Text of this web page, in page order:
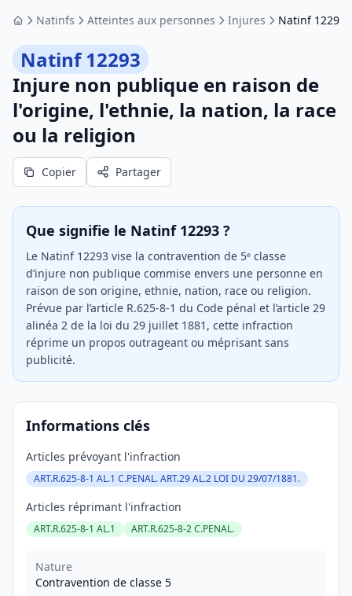
AccueilNatinfs Atteintes aux personnes Injures Natinf 12293
Natinf 12293
Injure non publique en raison de
l'origine, l'ethnie, la nation, la race
ou la religion
Copier Partager
Que signifie le Natinf 12293 ?
Le Natinf 12293 vise la contravention de 5ᵉ classe
d’injure non publique commise envers une personne en
raison de son origine, ethnie, nation, race ou religion.
Prévue par l’article R.625-8-1 du Code pénal et l’article 29
alinéa 2 de la loi du 29 juillet 1881, cette infraction
réprime un propos outrageant ou méprisant sans
publicité.
Informations clés
Articles prévoyant l'infraction
ART.R.625-8-1 AL.1 C.PENAL. ART.29 AL.2 LOI DU 29/07/1881.
Articles réprimant l'infraction
ART.R.625-8-1 AL.1 ART.R.625-8-2 C.PENAL.
Nature
Contravention de classe 5